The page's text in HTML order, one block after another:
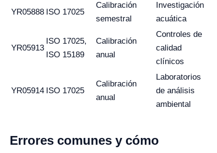
YR05888 ISO 17025
Calibración
semestral
Investigación
acuática
YR05913
ISO 17025,
ISO 15189
Calibración
anual
Controles de
calidad
clínicos
YR05914 ISO 17025
Calibración
anual
Laboratorios
de análisis
ambiental
Errores comunes y cómo